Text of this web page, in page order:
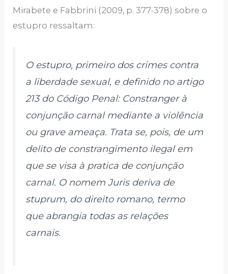
Mirabete e Fabbrini (2009, p. 377-378) sobre o
estupro ressaltam:
O estupro, primeiro dos crimes contra
a liberdade sexual, e definido no artigo
213 do Código Penal: Constranger à
conjunção carnal mediante a violência
ou grave ameaça. Trata se, pois, de um
delito de constrangimento ilegal em
que se visa à pratica de conjunção
carnal. O nomem Jurisderiva de
stuprum, do direito romano, termo
que abrangia todas as relações
carnais.